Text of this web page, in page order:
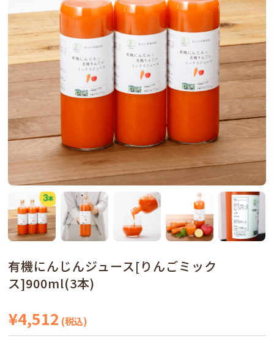
有機にんじんジュース[りんごミック
ス]900ml(3本)
¥4,512 (税込)